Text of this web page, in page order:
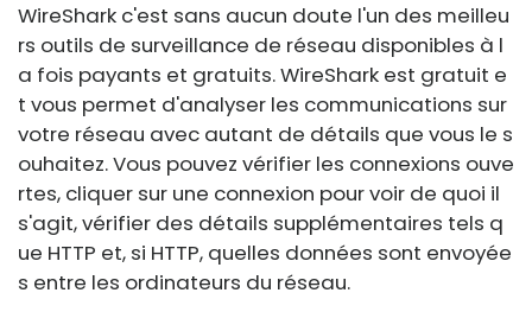
WireShark c'est sans aucun doute l'un des meilleu
rs outils de surveillance de réseau disponibles à l
a fois payants et gratuits. WireShark est gratuit e
t vous permet d'analyser les communications sur
votre réseau avec autant de détails que vous le s
ouhaitez. Vous pouvez vérifier les connexions ouve
rtes, cliquer sur une connexion pour voir de quoi il
s'agit, vérifier des détails supplémentaires tels q
ue HTTP et, si HTTP, quelles données sont envoyée
s entre les ordinateurs du réseau.